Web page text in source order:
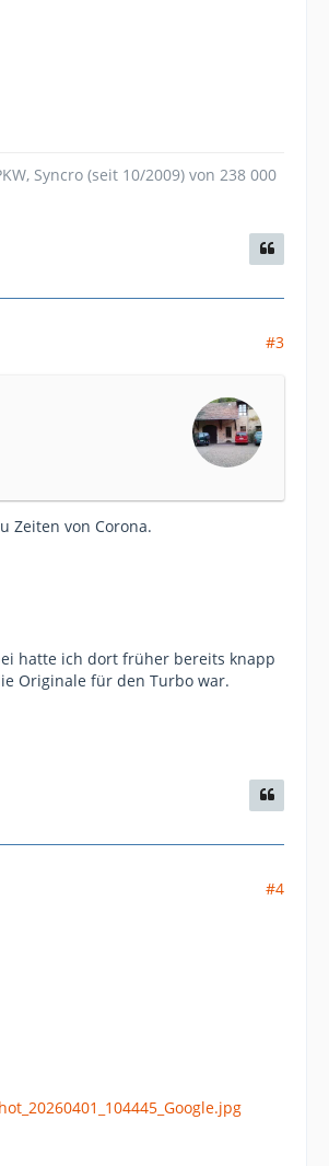
Syncro (seit 10/2009) von 238 000
#3
Zeiten von Corona.
hatte ich dort früher bereits knapp
Originale für den Turbo war.
#4